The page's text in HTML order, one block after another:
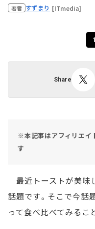
著者 すずまり [ITmedia]
1
Share
※本記事はアフィリエイ
す
最近トーストが美味
話題です。そこで今話
って食べ比べてみるこ